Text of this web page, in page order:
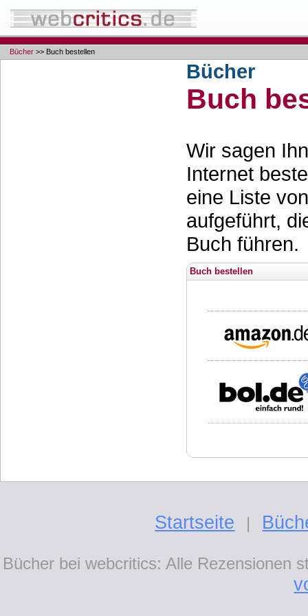
Bücher >> Buch bestellen
Bücher
Buch
Wir sagen
Internet
eine Liste
aufgeführt,
Buch führen.
Buch bestellen
Startseite |
Bücher bei webcritics: Alle Rezensionen